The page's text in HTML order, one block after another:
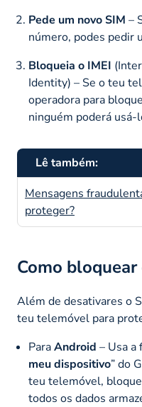
Pede um novo SIM –
número, podes pedir
Bloqueia o IMEI (
Identity) – Se o teu
operadora para
ninguém poderá usá-
Lê também:
Mensagens
proteger?
Como
Além de desativares o
teu telemóvel para
ParaAndroid – Usa a
meu dispositivo” do
teu telemóvel,
todos os dados